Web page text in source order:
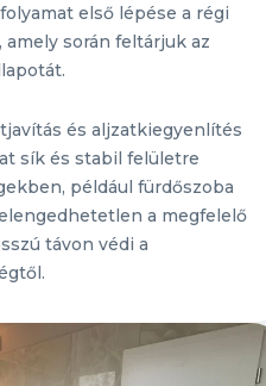
első lépése a régi
során feltárjuk az
és aljzatkiegyenlítés
sík és stabil felületre
például fürdőszoba
a megfelelő
távon védi a